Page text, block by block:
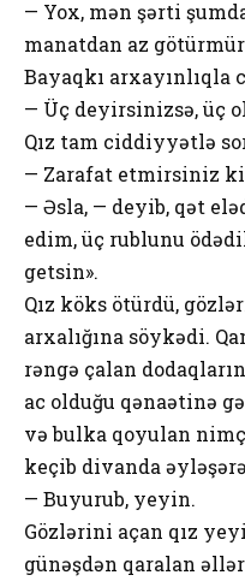
— Yox, mən şərti
manatdan az
Bayaqkı arxayınlıqla
— Üç deyirsinizsə, üç
Qız tam ciddiyyətlə
— Zarafat etmirsiniz
— Əsla, — deyib, qət
edim, üç rublunu
getsin».
Qız köks ötürdü,
arxalığına söykədi.
rəngə çalan
ac olduğu qənaətinə
və bulka qoyulan
keçib divanda
— Buyurub, yeyin.
Gözlərini açan qız
günəşdən qaralan